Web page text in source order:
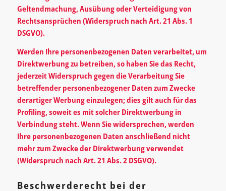
Geltendmachung, Ausübung oder Verteidigung von
Rechtsansprüchen (Widerspruch nach Art. 21 Abs. 1
DSGVO).
Werden Ihre personenbezogenen Daten verarbeitet, um
Direktwerbung zu betreiben, so haben Sie das Recht,
jederzeit Widerspruch gegen die Verarbeitung Sie
betreffender personenbezogener Daten zum Zwecke
derartiger Werbung einzulegen; dies gilt auch für das
Profiling, soweit es mit solcher Direktwerbung in
Verbindung steht. Wenn Sie widersprechen, werden
Ihre personenbezogenen Daten anschließend nicht
mehr zum Zwecke der Direktwerbung verwendet
(Widerspruch nach Art. 21 Abs. 2 DSGVO).
Beschwerderecht bei der